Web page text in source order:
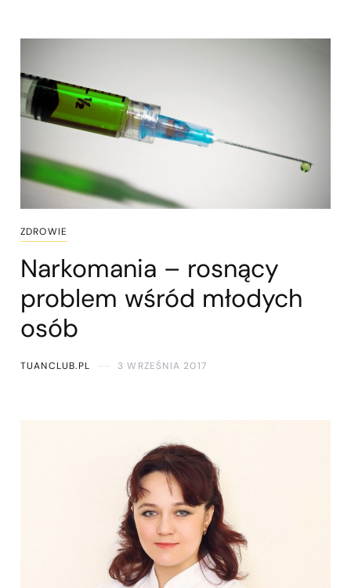
ZDROWIE
Narkomania – rosnący
problem wśród młodych
osób
TUANCLUB.PL 3 WRZEŚNIA 2017